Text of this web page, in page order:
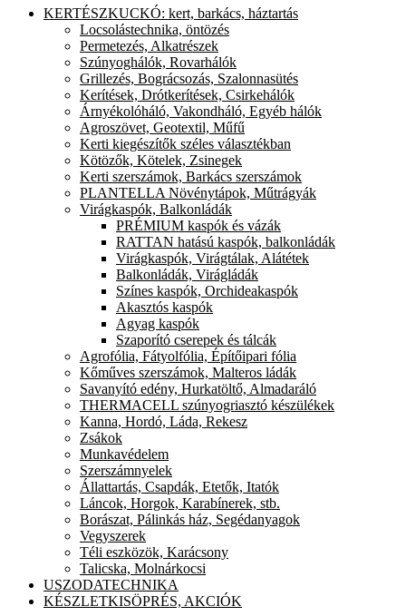
KERTÉSZKUCKÓ: kert, barkács, háztartás
Locsolástechnika, öntözés
Permetezés, Alkatrészek
Szúnyoghálók, Rovarhálók
Grillezés, Bográcsozás, Szalonnasütés
Kerítések, Drótkerítések, Csirkehálók
Árnyékolóháló, Vakondháló, Egyéb hálók
Agroszövet, Geotextil, Műfű
Kerti kiegészítők széles választékban
Kötözők, Kötelek, Zsinegek
Kerti szerszámok, Barkács szerszámok
PLANTELLA Növénytápok, Műtrágyák
Virágkaspók, Balkonládák
PRÉMIUM kaspók és vázák
RATTAN hatású kaspók, balkonládák
Virágkaspók, Virágtálak, Alátétek
Balkonládák, Virágládák
Színes kaspók, Orchideakaspók
Akasztós kaspók
Agyag kaspók
Szaporító cserepek és tálcák
Agrofólia, Fátyolfólia, Építőipari fólia
Kőműves szerszámok, Malteros ládák
Savanyító edény, Hurkatöltő, Almadaráló
THERMACELL szúnyogriasztó készülékek
Kanna, Hordó, Láda, Rekesz
Zsákok
Munkavédelem
Szerszámnyelek
Állattartás, Csapdák, Etetők, Itatók
Láncok, Horgok, Karabínerek, stb.
Borászat, Pálinkás ház, Segédanyagok
Vegyszerek
Téli eszközök, Karácsony
Talicska, Molnárkocsi
USZODATECHNIKA
KÉSZLETKISÖPRÉS, AKCIÓK